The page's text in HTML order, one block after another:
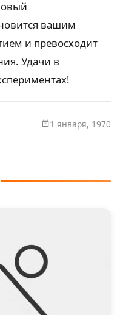
вашим
и превосходит
Удачи в
1 января, 1970